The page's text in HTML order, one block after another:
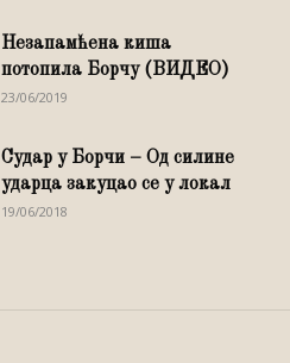
Незапамћена киша
потопила Борчу (ВИДЕО)
23/06/2019
Судар у Борчи – Од силине
ударца закуцао се у локал
19/06/2018